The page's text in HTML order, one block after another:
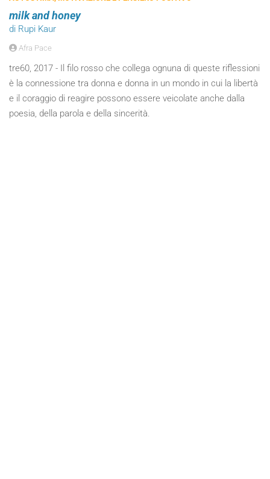
milk and honey
di Rupi Kaur
Afra Pace
tre60, 2017 - Il filo rosso che collega ognuna di queste riflessioni
è la connessione tra donna e donna in un mondo in cui la libertà
e il coraggio di reagire possono essere veicolate anche dalla
poesia, della parola e della sincerità.